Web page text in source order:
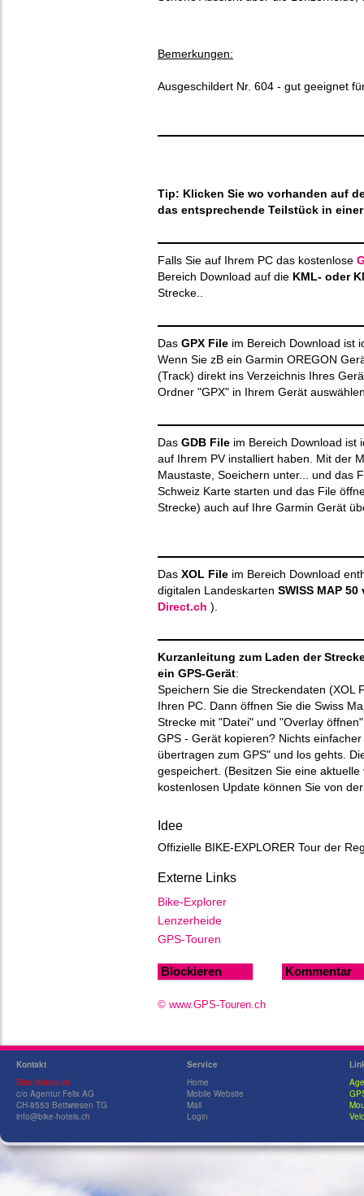
Bemerkungen:
Ausgeschildert Nr. 604 - gut geeignet
Tip: Klicken Sie wo vorhanden auf
das entsprechende Teilstück in
Falls Sie auf Ihrem PC das kostenlose
Bereich Download auf die KML- oder
Strecke..
Das GPX File im Bereich Download
Wenn Sie zB ein Garmin OREGON
(Track) direkt ins Verzeichnis Ihres
Ordner "GPX" in Ihrem Gerät
Das GDB File im Bereich Download ist
auf Ihrem PV installiert haben. Mit der
Maustaste, Soeichern unter... und das
Schweiz Karte starten und das File
Strecke) auch auf Ihre Garmin Gerät
Das XOL File im Bereich Download
digitalen Landeskarten SWISS MAP 50
Direct.ch ).
Kurzanleitung zum Laden der
ein GPS-Gerät:
Speichern Sie die Streckendaten (XOL
Ihren PC. Dann öffnen Sie die Swiss
Strecke mit "Datei" und "Overlay
GPS - Gerät kopieren? Nichts
übertragen zum GPS" und los gehts.
gespeichert. (Besitzen Sie eine
kostenlosen Update können Sie von
Idee
Offizielle BIKE-EXPLORER Tour der
Externe Links
Bike-Explorer
Lenzerheide
GPS-Touren
Blockieren Kommentar
© www.GPS-Touren.ch
Kontakt
Bike-Hotels.ch
c/o Agentur Felix AG
CH-9553 Bettwiesen TG
info@bike-hotels.ch
Service
Home
Mobile Website
Mail
Login